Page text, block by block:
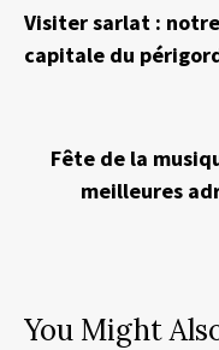
Visiter sarlat :
capitale du
Fête de la
meilleures
You Might